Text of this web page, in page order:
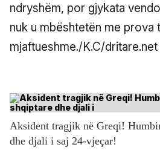
ndryshëm, por gjykata
nuk u mbështetën me prova
mjaftueshme./K.C/dritare.net
Aksident tragjik në Greqi!
dhe djali i saj 24-vjeçar!